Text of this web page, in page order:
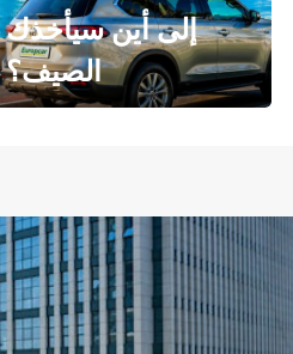
إلى أين سيأخذك
الصيف؟